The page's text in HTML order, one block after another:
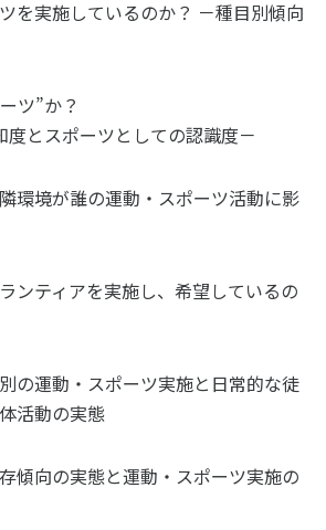
を実施しているのか？ －種目別傾向
ツ”か？
度とスポーツとしての認識度－
環境が誰の運動・スポーツ活動に影
ンティアを実施し、希望しているの
の運動・スポーツ実施と日常的な徒
活動の実態
傾向の実態と運動・スポーツ実施の